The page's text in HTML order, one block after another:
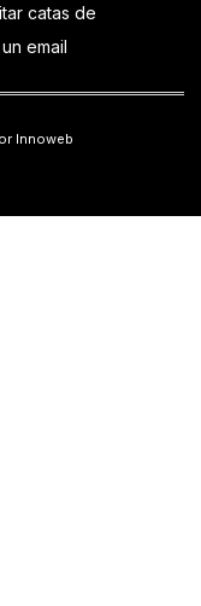
catas de
email
Innoweb